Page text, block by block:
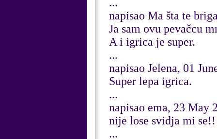
napisao Ma šta te
Ja sam ovu pevačcu
A i igrica je super.
...
napisao Jelena, 01
Super lepa igrica.
...
napisao ema, 23 May
nije lose svidja mi se!!
...